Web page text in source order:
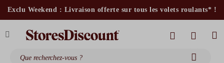
Exclu Weekend : Livraison offerte sur tous les volets roulants* !
stores bannes standards
moustiquaires